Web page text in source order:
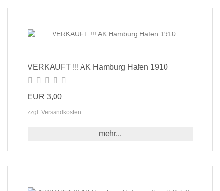
VERKAUFT !!! AK Hamburg Hafen 1910
EUR 3,00
zzgl. Versandkosten
mehr...